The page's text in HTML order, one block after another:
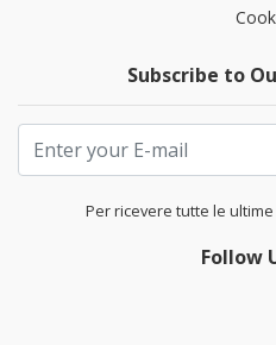
Subscribe to
Per ricevere tutte le
Follow